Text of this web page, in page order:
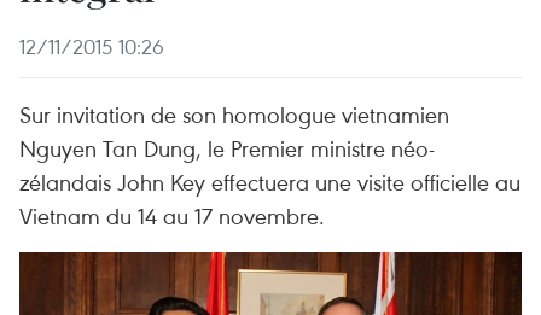
12/11/2015 10:26
Sur invitation ​de son homologue vietnamien
Nguyen Tan Dung, le Premier ministre néo-
zélandais John Key effectuera une visite officielle au
Vietnam du 14 au 17 novembre.